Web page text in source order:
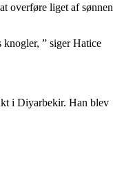
overføre liget af sønnen
knogler, ” siger Hatice
i Diyarbekir. Han blev